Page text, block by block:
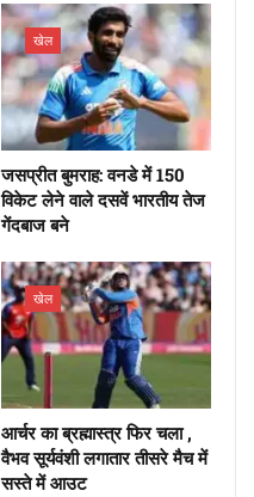
खेल
जसप्रीत बुमराह: वनडे में 150
विकेट लेने वाले दसवें भारतीय तेज
गेंदबाज बने
खेल
आर्चर का ब्रह्मास्त्र फिर चला ,
वैभव सूर्यवंशी लगातार तीसरे मैच में
सस्ते में आउट